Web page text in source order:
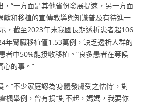
，“一方面是其他省份發展提速，另一方面
獻和移植的宣傳教導與知識普及有待進一
，截至2023年末我國長期透析患者超106
年腎臟移植僅1.53萬例，缺乏透析人群的
者中50%能接收移植。“良多患者在等候
心的事。”
“不少家庭認為‘身體發膚受之怙恃’，對
楓舉例，曾有捐“對不起，媽媽，我要你